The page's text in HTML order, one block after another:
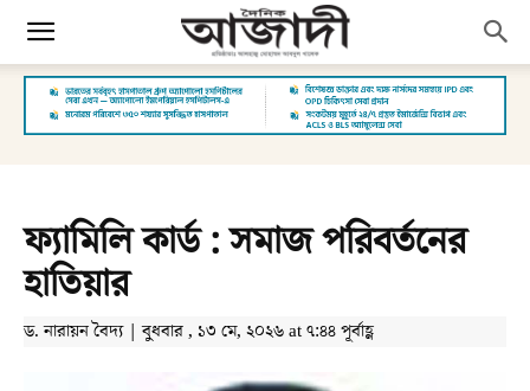
ফ্যামিলি কার্ড : সমাজ পরিবর্তনের
হাতিয়ার
ড. নারায়ন বৈদ্য | বুধবার , ১৩ মে, ২০২৬ at ৭:৪৪ পূর্বাহ্ণ